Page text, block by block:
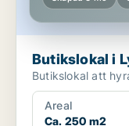
Butikslokal i
Butikslokal att
Areal
Ca. 250 m2